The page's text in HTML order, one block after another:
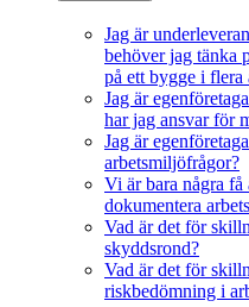
Jag är
behöver jag tänka
på ett bygge i flera
Jag är
har jag ansvar för
Jag är
arbetsmiljöfrågor?
Vi är bara några få
dokumentera
Vad är det för
skyddsrond?
Vad är det för
riskbedömning i